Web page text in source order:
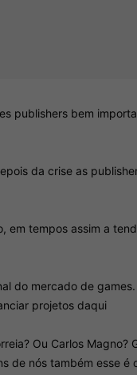
publishers bem
da crise as
em tempos assim a
do mercado de
projetos daqui
Ou Carlos Magno?
de nós também esse é